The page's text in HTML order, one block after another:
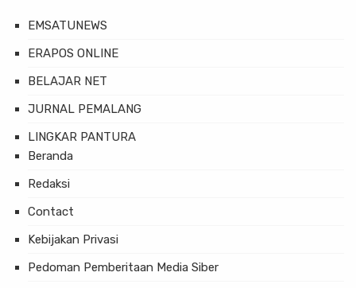
EMSATUNEWS
ERAPOS ONLINE
BELAJAR NET
JURNAL PEMALANG
LINGKAR PANTURA
Beranda
Redaksi
Contact
Kebijakan Privasi
Pedoman Pemberitaan Media Siber